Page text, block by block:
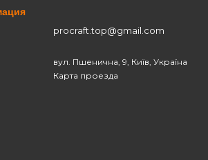
procraft.top@gmail.com
вул. Пшенична, 9, Київ, Україна
Карта проезда